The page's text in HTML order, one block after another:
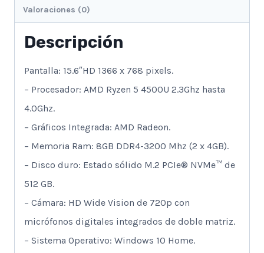
Valoraciones (0)
Descripción
Pantalla: 15.6″HD 1366 x 768 pixels.
– Procesador: AMD Ryzen 5 4500U 2.3Ghz hasta
4.0Ghz.
– Gráficos Integrada: AMD Radeon.
– Memoria Ram: 8GB DDR4-3200 Mhz (2 x 4GB).
– Disco duro: Estado sólido M.2 PCIe® NVMe™ de
512 GB.
– Cámara: HD Wide Vision de 720p con
micrófonos digitales integrados de doble matriz.
– Sistema Operativo: Windows 10 Home.